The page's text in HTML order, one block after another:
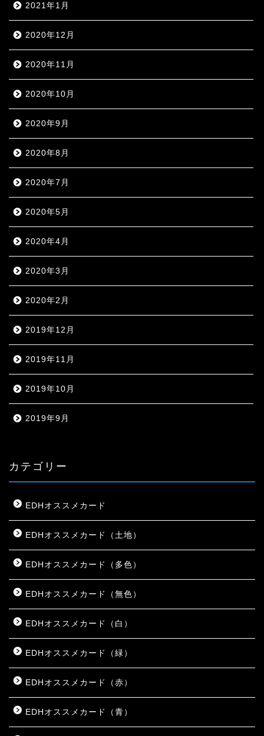
2021年1月
2020年12月
2020年11月
2020年10月
2020年9月
2020年8月
2020年7月
2020年5月
2020年4月
2020年3月
2020年2月
2019年12月
2019年11月
2019年10月
2019年9月
カテゴリー
EDHオススメカード
EDHオススメカード（土地）
EDHオススメカード（多色）
EDHオススメカード（無色）
EDHオススメカード（白）
EDHオススメカード（緑）
EDHオススメカード（赤）
EDHオススメカード（青）